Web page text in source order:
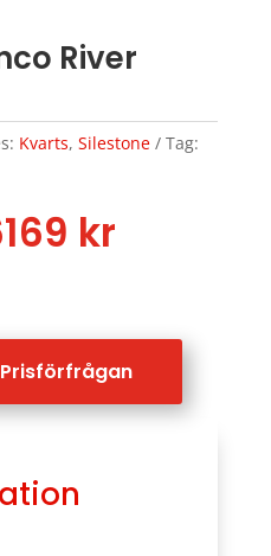
River
Kvarts, Silestone
Tag:
krPrice
6169 kr
Prisförfrågan